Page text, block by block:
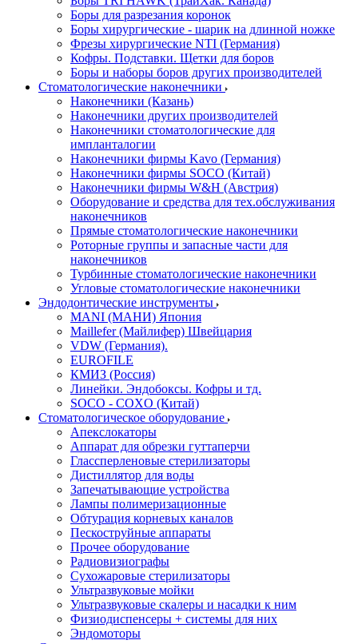
Боры для разрезания коронок
Боры хирургические - шарик на длинной ножке
Фрезы хирургические NTI (Германия)
Кофры. Подставки. Щетки для боров
Боры и наборы боров других производителей
Стоматологические наконечники
Наконечники (Казань)
Наконечники других производителей
Наконечники стоматологические для
импланталогии
Наконечники фирмы Kavo (Германия)
Наконечники фирмы SOCO (Китай)
Наконечники фирмы W&H (Австрия)
Оборудование и средства для тех.обслуживания
наконечников
Прямые стоматологические наконечники
Роторные группы и запасные части для
наконечников
Турбинные стоматологические наконечники
Угловые стоматологические наконечники
Эндодонтические инструменты
MANI (МАНИ) Япония
Maillefer (Майлифер) Швейцария
VDW (Германия).
EUROFILE
КМИЗ (Россия)
Линейки. Эндобоксы. Кофры и тд.
SOCO - COXO (Китай)
Стоматологическое оборудование
Апекслокаторы
Аппарат для обрезки гуттаперчи
Глассперленовые стерилизаторы
Дистиллятор для воды
Запечатывающие устройства
Лампы полимеризационные
Обтурация корневых каналов
Пескоструйные аппараты
Прочее оборудование
Радиовизиографы
Сухожаровые стерилизаторы
Ультразвуковые мойки
Ультразвуковые скалеры и насадки к ним
Физиодиспенсеры + системы для них
Эндомоторы